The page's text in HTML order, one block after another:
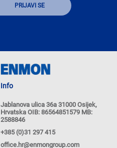
Info
Jablanova ulica 36a 31000 Osijek,
Hrvatska OIB: 86564851579 MB:
2588846
+385 (0)31 297 415
office.hr@enmongroup.com